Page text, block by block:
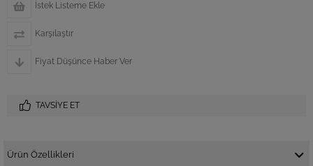
İstek Listeme Ekle
Karşılaştır
Fiyat Düşünce Haber Ver
TAVSIYE ET
Ürün Özellikleri